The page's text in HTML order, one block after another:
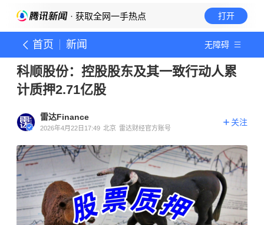
· 获取全网一手热点 打开
首页 新闻 无障碍
科顺股份：控股股东及其一致行动人累
计质押2.71亿股
雷达Finance
2026年4月22日17:49 北京 雷达财经官方账号
关注